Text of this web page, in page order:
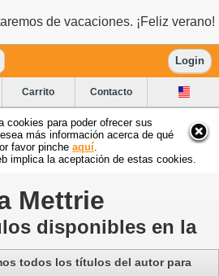
de vacaciones. ¡Feliz verano!
Login
Carrito Contacto
cookies para poder ofrecer sus
más información acerca de qué
favor pinche aquí
implica la aceptación de estas cookies.
Mettrie
disponibles en la
todos los títulos del autor para